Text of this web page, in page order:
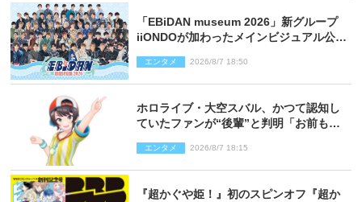
「EBiDAN museum 2026」新グループ
iiONDOが加わったメインビジュアル公
エンタメ 2026/8/7 18:50
ホロライブ・大空スバル、かつて認知し
ていたファンが“後輩”と判明「お前もし
エンタメ 2026/8/7 18:15
『超かぐや姫！』初のスピンオフ『超か